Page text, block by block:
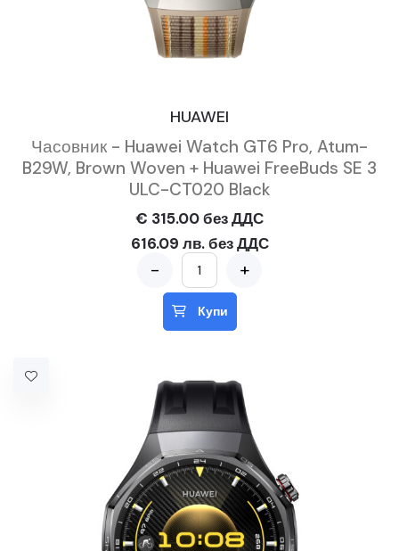
HUAWEI
Часовник - Huawei Watch GT6 Pro, Atum-
B29W, Brown Woven + Huawei FreeBuds SE 3
ULC-CT020 Black
€ 315.00 без ДДС
616.09 лв. без ДДС
- +
Купи